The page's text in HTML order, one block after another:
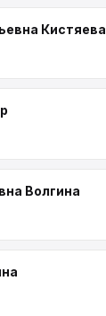
Кистяева
Волгина